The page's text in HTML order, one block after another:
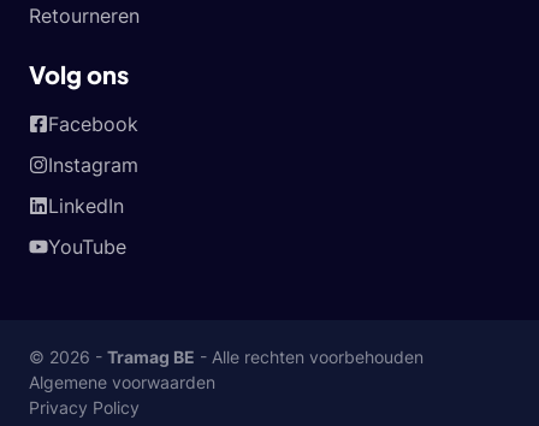
Retourneren
Volg ons
Facebook
Instagram
LinkedIn
YouTube
© 2026 - Tramag BE - Alle rechten voorbehouden
Algemene voorwaarden
Privacy Policy